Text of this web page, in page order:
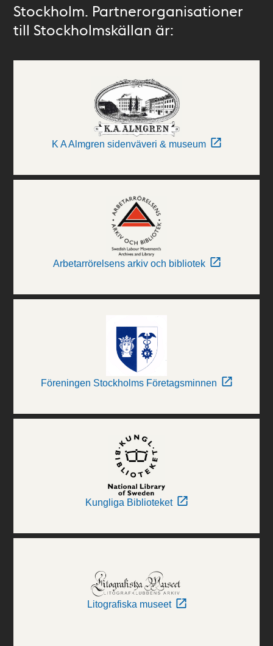
Stockholm. Partnerorganisationer
till Stockholmskällan är:
K A Almgren sidenväveri & museum
Arbetarrörelsens arkiv och bibliotek
Föreningen Stockholms Företagsminnen
Kungliga Biblioteket
Litografiska museet